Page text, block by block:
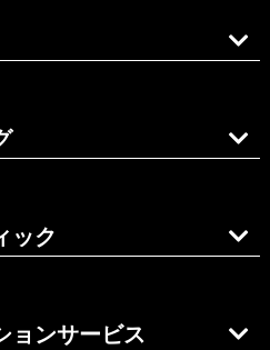
ック
ョンサービス